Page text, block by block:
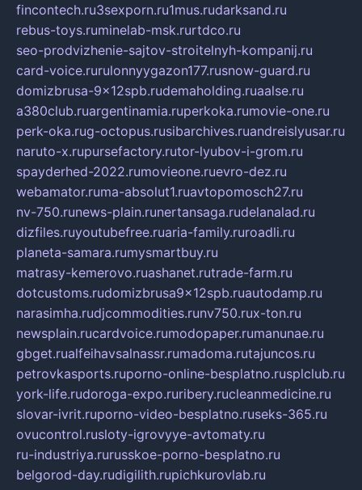
fincontech.ru3sexporn.ru1mus.rudarksand.ru
rebus-toys.ruminelab-msk.rurtdco.ru
seo-prodvizhenie-sajtov-stroitelnyh-kompanij.ru
card-voice.rurulonnyygazon177.rusnow-guard.ru
domizbrusa-9x12spb.rudemaholding.ruaalse.ru
a380club.ruargentinamia.ruperkoka.rumovie-one.ru
perk-oka.rug-octopus.rusibarchives.ruandreislyusar.ru
naruto-x.rupursefactory.rutor-lyubov-i-grom.ru
spayderhed-2022.rumovieone.ruevro-dez.ru
webamator.ruma-absolut1.ruavtopomosch27.ru
nv-750.runews-plain.runertansaga.rudelanalad.ru
dizfiles.ruyoutubefree.ruaria-family.ruroadli.ru
planeta-samara.rumysmartbuy.ru
matrasy-kemerovo.ruashanet.rutrade-farm.ru
dotcustoms.rudomizbrusa9x12spb.ruautodamp.ru
narasimha.rudjcommodities.runv750.rux-ton.ru
newsplain.rucardvoice.rumodopaper.rumanunae.ru
gbget.rualfeihavsalnassr.rumadoma.rutajuncos.ru
petrovkasports.ruporno-online-besplatno.rusplclub.ru
york-life.rudoroga-expo.ruribery.rucleanmedicine.ru
slovar-ivrit.ruporno-video-besplatno.ruseks-365.ru
ovucontrol.rusloty-igrovyye-avtomaty.ru
ru-industriya.rurusskoe-porno-besplatno.ru
belgorod-day.rudigilith.rupichkurovlab.ru